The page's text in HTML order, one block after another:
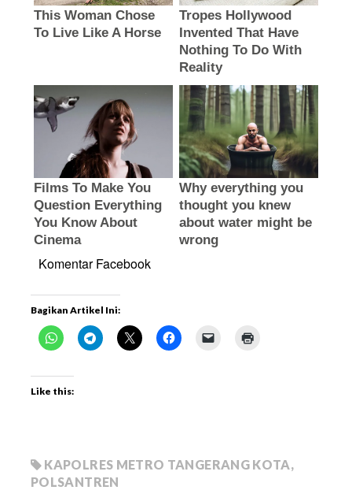
Komentar Facebook
Bagikan Artikel Ini:
Like this:
KAPOLRES METRO TANGERANG KOTA,
POLSANTREN